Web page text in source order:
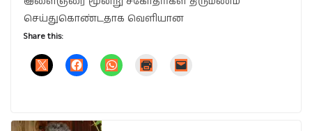
செய்துகொண்டதாக வெளியான
Share this: